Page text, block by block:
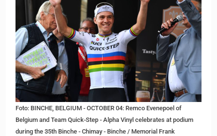
Foto: BINCHE, BELGIUM - OCTOBER 04: Remco Evenepoel of
Belgium and Team Quick-Step - Alpha Vinyl celebrates at podium
during the 35th Binche - Chimay - Binche / Memorial Frank